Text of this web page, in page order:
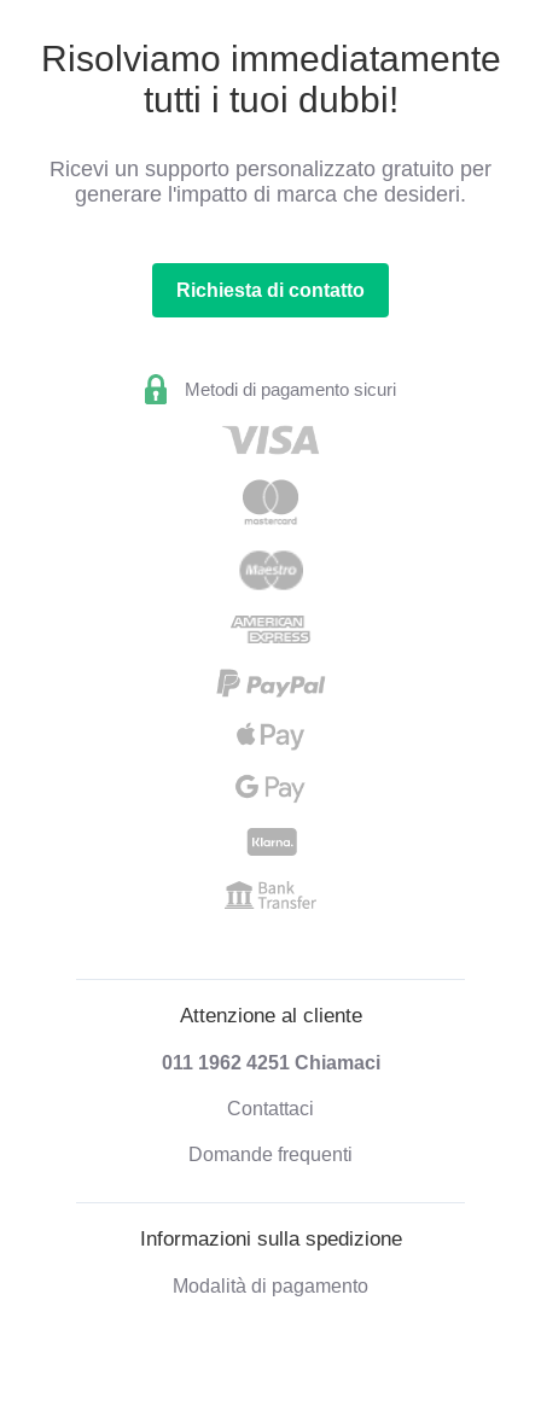
Risolviamo immediatamente
tutti i tuoi dubbi!
Ricevi un supporto personalizzato gratuito per
generare l'impatto di marca che desideri.
Richiesta di contatto
Metodi di pagamento sicuri
Attenzione al cliente
011 1962 4251 Chiamaci
Contattaci
Domande frequenti
Informazioni sulla spedizione
Modalità di pagamento